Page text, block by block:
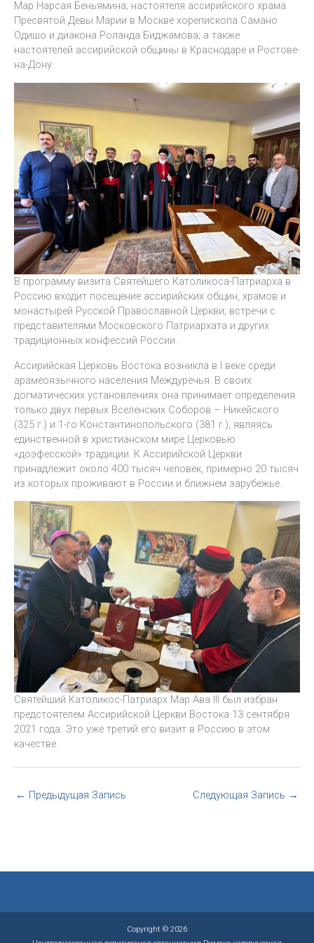
Мар Нарсая Беньямина; настоятеля ассирийского храма
Пресвятой Девы Марии в Москве хорепископа Самано
Одишо и диакона Роланда Биджамова; а также
настоятелей ассирийской общины в Краснодаре и Ростове-
на-Дону.
В программу визита Святейшего Католикоса-Патриарха в
Россию входит посещение ассирийских общин, храмов и
монастырей Русской Православной Церкви; встречи с
представителями Московского Патриархата и других
традиционных конфессий России.
Ассирийская Церковь Востока возникла в I веке среди
арамеоязычного населения Междуречья. В своих
догматических установлениях она принимает определения
только двух первых Вселенских Соборов – Никейского
(325 г.) и 1-го Константинопольского (381 г.), являясь
единственной в христианском мире Церковью
«доэфесской» традиции. К Ассирийской Церкви
принадлежит около 400 тысяч человек, примерно 20 тысяч
из которых проживают в России и ближнем зарубежье.
Святейший Католикос-Патриарх Мар Ава III был избран
предстоятелем Ассирийской Церкви Востока 13 сентября
2021 года. Это уже третий его визит в Россию в этом
качестве.
← Предыдущая Запись Следующая Запись →
Copyright © 2026